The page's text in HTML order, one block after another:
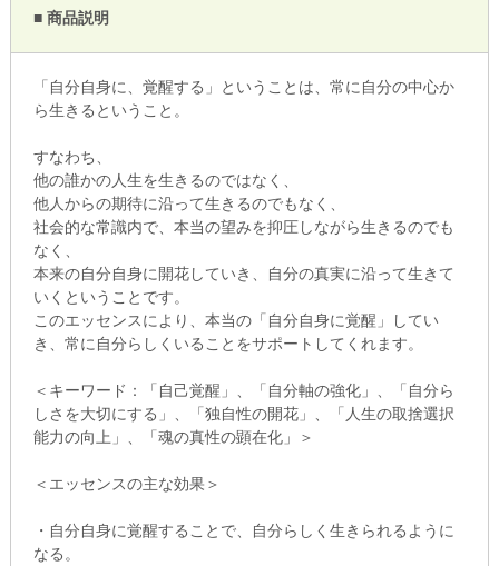
■ 商品説明
「自分自身に、覚醒する」ということは、常に自分の中心か
ら生きるということ。
すなわち、
他の誰かの人生を生きるのではなく、
他人からの期待に沿って生きるのでもなく、
社会的な常識内で、本当の望みを抑圧しながら生きるのでも
なく、
本来の自分自身に開花していき、自分の真実に沿って生きて
いくということです。
このエッセンスにより、本当の「自分自身に覚醒」してい
き、常に自分らしくいることをサポートしてくれます。
＜キーワード：「自己覚醒」、「自分軸の強化」、「自分ら
しさを大切にする」、「独自性の開花」、「人生の取捨選択
能力の向上」、「魂の真性の顕在化」＞
＜エッセンスの主な効果＞
・自分自身に覚醒することで、自分らしく生きられるように
なる。